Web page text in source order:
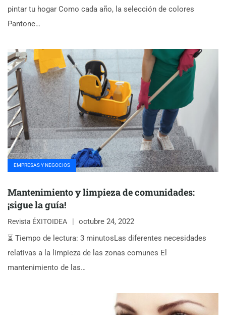
pintar tu hogar Como cada año, la selección de colores
Pantone…
EMPRESAS Y NEGOCIOS
Mantenimiento y limpieza de comunidades:
¡sigue la guía!
Revista ÉXITOIDEA
octubre 24, 2022
⏳ Tiempo de lectura: 3 minutosLas diferentes necesidades
relativas a la limpieza de las zonas comunes El
mantenimiento de las…